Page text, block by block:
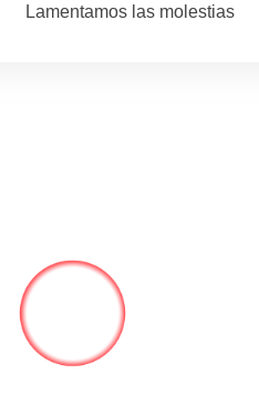
Lamentamos las molestias